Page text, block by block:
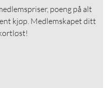
poeng på alt
kjøp. Medlemskapet ditt